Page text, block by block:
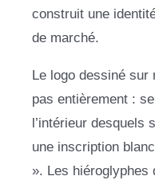
construit une
de marché.
Le logo dessiné
pas entièrement :
l’intérieur
une inscription
». Les hiéroglyphes